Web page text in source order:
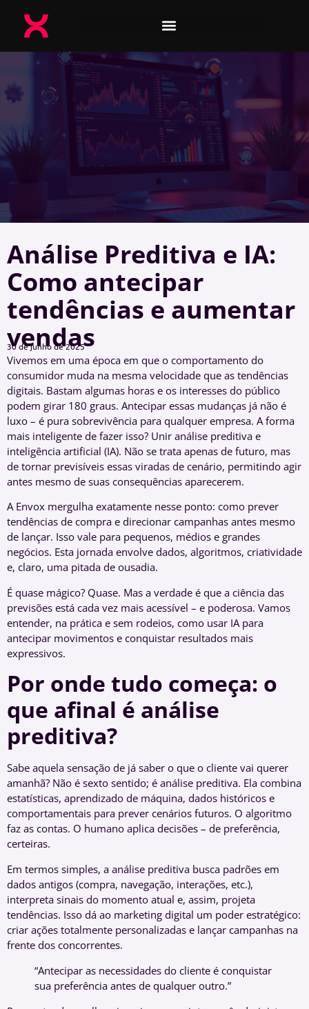
Análise Preditiva e IA:
Como antecipar
tendências e aumentar
vendas
30 de junho de 2025
Vivemos em uma época em que o comportamento do
consumidor muda na mesma velocidade que as tendências
digitais. Bastam algumas horas e os interesses do público
podem girar 180 graus. Antecipar essas mudanças já não é
luxo – é pura sobrevivência para qualquer empresa. A forma
mais inteligente de fazer isso? Unir análise preditiva e
inteligência artificial (IA). Não se trata apenas de futuro, mas
de tornar previsíveis essas viradas de cenário, permitindo agir
antes mesmo de suas consequências aparecerem.
A Envox mergulha exatamente nesse ponto: como prever
tendências de compra e direcionar campanhas antes mesmo
de lançar. Isso vale para pequenos, médios e grandes
negócios. Esta jornada envolve dados, algoritmos, criatividade
e, claro, uma pitada de ousadia.
É quase mágico? Quase. Mas a verdade é que a ciência das
previsões está cada vez mais acessível – e poderosa. Vamos
entender, na prática e sem rodeios, como usar IA para
antecipar movimentos e conquistar resultados mais
expressivos.
Por onde tudo começa: o
que afinal é análise
preditiva?
Sabe aquela sensação de já saber o que o cliente vai querer
amanhã? Não é sexto sentido; é análise preditiva. Ela combina
estatísticas, aprendizado de máquina, dados históricos e
comportamentais para prever cenários futuros. O algoritmo
faz as contas. O humano aplica decisões – de preferência,
certeiras.
Em termos simples, a análise preditiva busca padrões em
dados antigos (compra, navegação, interações, etc.),
interpreta sinais do momento atual e, assim, projeta
tendências. Isso dá ao marketing digital um poder estratégico:
criar ações totalmente personalizadas e lançar campanhas na
frente dos concorrentes.
“Antecipar as necessidades do cliente é conquistar
sua preferência antes de qualquer outro.”